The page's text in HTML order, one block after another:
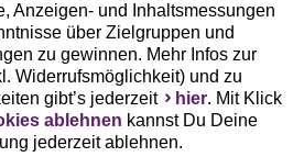
Anzeigen- und Inhaltsmessungen
über Zielgruppen und
zu gewinnen. Mehr Infos zur
Widerrufsmöglichkeit) und zu
gibt’s jederzeit
hier. Mit Klick
ablehnen kannst Du Deine
jederzeit ablehnen.